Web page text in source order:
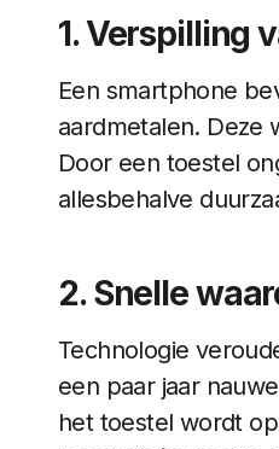
1. Verspilling
Een smartphone
aardmetalen. Deze
Door een toestel
allesbehalve
2. Snelle
Technologie
een paar jaar
het toestel wordt